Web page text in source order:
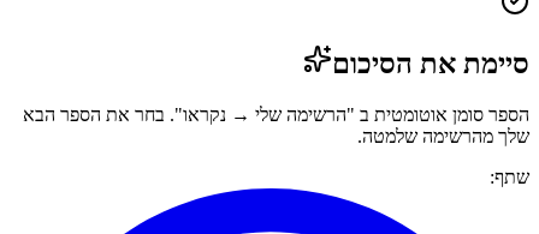
סיימת את הסיכום
הספר סומן אוטומטית ב "הרשימה שלי → נקראו". בחר את הספר הבא
שלך מהרשימה שלמטה.
שתף: